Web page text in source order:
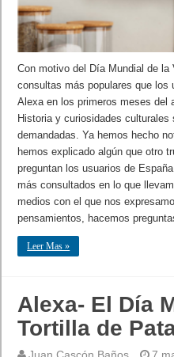
Con motivo del Día Mundial de
consultas más populares que los
Alexa en los primeros meses
Historia y curiosidades
demandadas. Ya hemos hecho
hemos explicado algún que otro
preguntan los usuarios de
más consultados en lo que
medios con el que nos
pensamientos, hacemos
Leer Mas »
Alexa- El Día
Tortilla de